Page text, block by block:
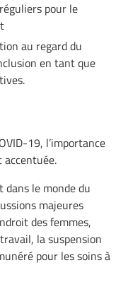
pour le
au regard du
en tant que
19, l’importance
accentuée.
dans le monde du
majeures
des femmes,
la suspension
pour les soins à